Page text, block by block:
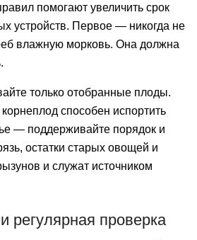
помогают увеличить срок
устройств. Первое — никогда не
влажную морковь. Она должна
только отобранные плоды.
способен испортить
— поддерживайте порядок и
остатки старых овощей и
и служат источником
регулярная проверка